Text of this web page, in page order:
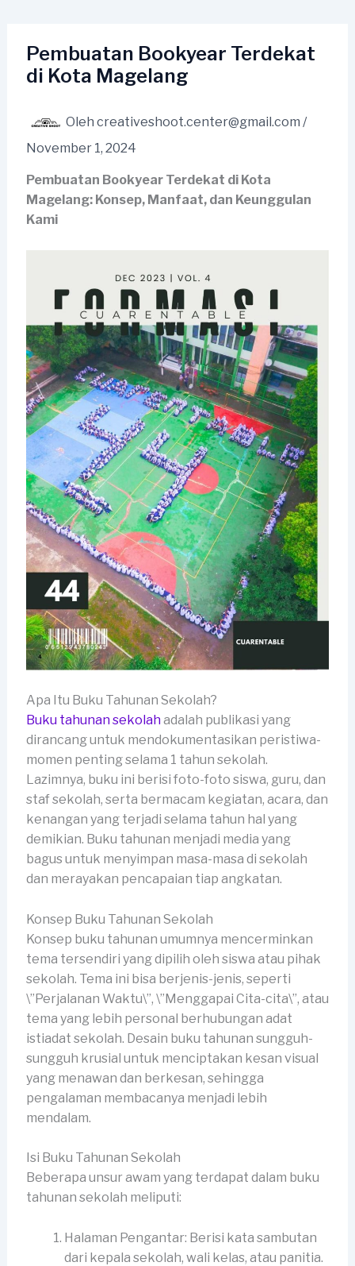
kontenPembuatan Bookyear Terdekat
di Kota Magelang
Oleh creativeshoot.center@gmail.com /
November 1, 2024
Pembuatan Bookyear Terdekat di Kota
Magelang: Konsep, Manfaat, dan Keunggulan
Kami
Apa Itu Buku Tahunan Sekolah?
Buku tahunan sekolahadalah publikasi yang
dirancang untuk mendokumentasikan peristiwa-
momen penting selama 1 tahun sekolah.
Lazimnya, buku ini berisi foto-foto siswa, guru, dan
staf sekolah, serta bermacam kegiatan, acara, dan
kenangan yang terjadi selama tahun hal yang
demikian. Buku tahunan menjadi media yang
bagus untuk menyimpan masa-masa di sekolah
dan merayakan pencapaian tiap angkatan.
Konsep Buku Tahunan Sekolah
Konsep buku tahunan umumnya mencerminkan
tema tersendiri yang dipilih oleh siswa atau pihak
sekolah. Tema ini bisa berjenis-jenis, seperti
\”Perjalanan Waktu\”, \”Menggapai Cita-cita\”, atau
tema yang lebih personal berhubungan adat
istiadat sekolah. Desain buku tahunan sungguh-
sungguh krusial untuk menciptakan kesan visual
yang menawan dan berkesan, sehingga
pengalaman membacanya menjadi lebih
mendalam.
Isi Buku Tahunan Sekolah
Beberapa unsur awam yang terdapat dalam buku
tahunan sekolah meliputi:
Halaman Pengantar: Berisi kata sambutan
dari kepala sekolah, wali kelas, atau panitia.